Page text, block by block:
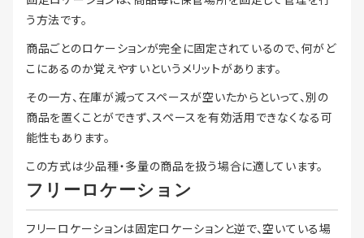
う方法です。
商品ごとのロケーションが完全に固定されているので、何がど
こにあるのか覚えやすいというメリットがあります。
その一方、在庫が減ってスペースが空いたからといって、別の
商品を置くことができず、スペースを有効活用できなくなる可
能性もあります。
この方式は少品種・多量の商品を扱う場合に適しています。
フリーロケーション
フリーロケーションは固定ロケーションと逆で、空いている場